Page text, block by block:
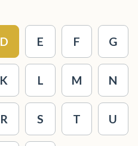
D E F G
K L M N
R S T U